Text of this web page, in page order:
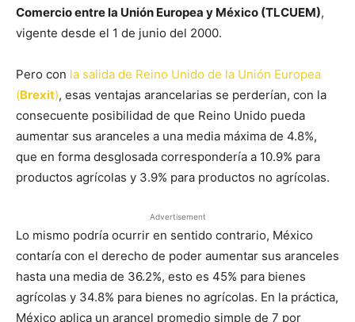
Comercio entre la Unión Europea y México (TLCUEM),
vigente desde el 1 de junio del 2000.
Pero con la salida de Reino Unido de la Unión Europea
(Brexit), esas ventajas arancelarias se perderían, con la
consecuente posibilidad de que Reino Unido pueda
aumentar sus aranceles a una media máxima de 4.8%,
que en forma desglosada correspondería a 10.9% para
productos agrícolas y 3.9% para productos no agrícolas.
Advertisement
Lo mismo podría ocurrir en sentido contrario, México
contaría con el derecho de poder aumentar sus aranceles
hasta una media de 36.2%, esto es 45% para bienes
agrícolas y 34.8% para bienes no agrícolas. En la práctica,
México aplica un arancel promedio simple de 7 por